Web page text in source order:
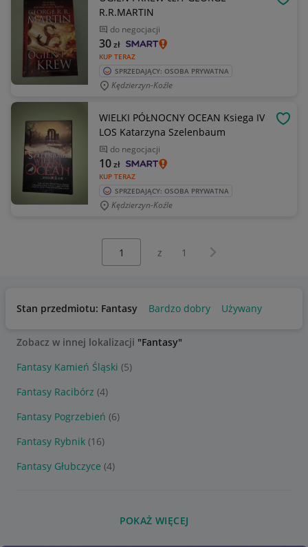
R.R.MARTIN
do negocjacji
KUP TERAZ
30zł
SPRZEDAJĄCY: OSOBA PRYWATNA
Kędzierzyn-Koźle
WIELKI PÓŁNOCNY OCEAN Ksiega IV
LOS Katarzyna Szelenbaum
do negocjacji
KUP TERAZ
10zł
SPRZEDAJĄCY: OSOBA PRYWATNA
Kędzierzyn-Koźle
z 1 Następna strona
Stan przedmiotu: Fantasy Bardzo dobry Używany
Zobacz w innej lokalizacji "Fantasy"
Fantasy Kamień Śląski (5)
Fantasy Racibórz (4)
Fantasy Pogrzebień (6)
Fantasy Rybnik (16)
Fantasy Głubczyce (4)
POKAŻ WIĘCEJ